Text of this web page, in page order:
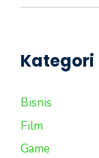
Kategori
Bisnis
Film
Game